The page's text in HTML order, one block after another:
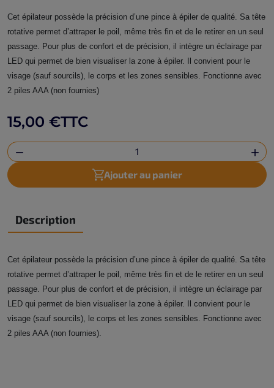
Cet épilateur possède la précision d’une pince à épiler de qualité. Sa tête
rotative permet d’attraper le poil, même très fin et de le retirer en un seul
passage. Pour plus de confort et de précision, il intègre un éclairage par
LED qui permet de bien visualiser la zone à épiler. Il convient pour le
visage (sauf sourcils), le corps et les zones sensibles. Fonctionne avec
2 piles AAA (non fournies)
15,00 €TTC
 
Ajouter au panier
Description
Cet épilateur possède la précision d’une pince à épiler de qualité. Sa tête
rotative permet d’attraper le poil, même très fin et de le retirer en un seul
passage. Pour plus de confort et de précision, il intègre un éclairage par
LED qui permet de bien visualiser la zone à épiler. Il convient pour le
visage (sauf sourcils), le corps et les zones sensibles. Fonctionne avec
2 piles AAA (non fournies).